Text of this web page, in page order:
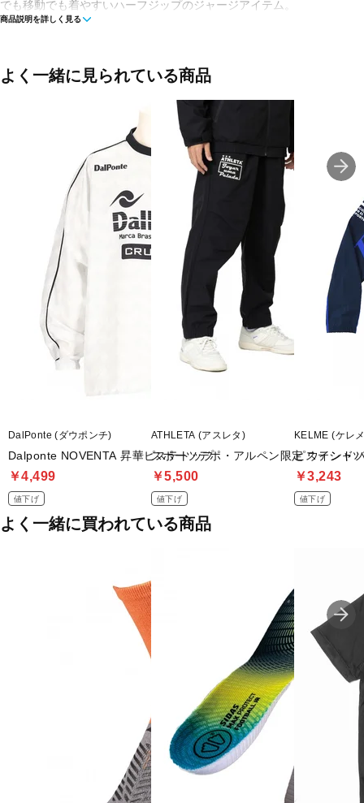
でも移動でも着やすいハーフジップのジャージアイテム。
ブラック(BK00)
■メーカー型番：UF4FJG11M
商品説明を詳しく見る
よく一緒に見られている商品
DalPonte (ダウポンチ)
Dalponte NOVENTA 昇華ピステトップ
￥4,499
値下げ
ATHLETA (アスレタ)
スポーツデポ・アルペン限定 ウインド
￥5,500
値下げ
KELME (ケレ
ピステシャツ
￥3,243
値下げ
よく一緒に買われている商品